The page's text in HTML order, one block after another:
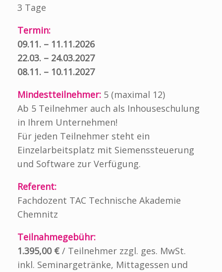
3 Tage
Termin:
09.11. – 11.11.2026
22.03. – 24.03.2027
08.11. – 10.11.2027
Mindestteilnehmer: 5 (maximal 12)
Ab 5 Teilnehmer auch als Inhouseschulung
in Ihrem Unternehmen!
Für jeden Teilnehmer steht ein
Einzelarbeitsplatz mit Siemenssteuerung
und Software zur Verfügung.
Referent:
Fachdozent TAC Technische Akademie
Chemnitz
Teilnahmegebühr:
1.395,00 € / Teilnehmer zzgl. ges. MwSt.
inkl. Seminargetränke, Mittagessen und